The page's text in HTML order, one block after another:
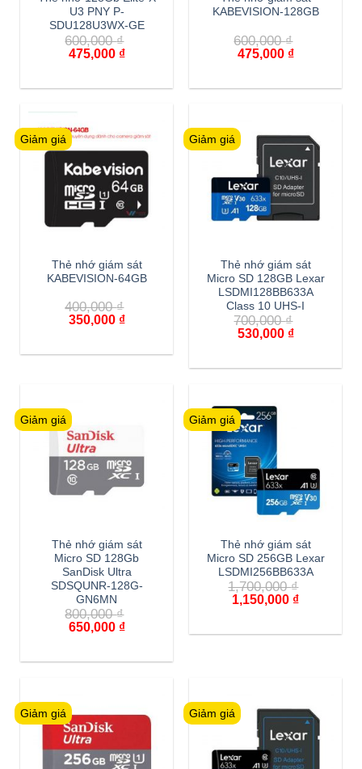
U3 PNY P-
SDU128U3WX-GE
600,000₫
475,000 ₫
KABEVISION-128GB
600,000₫
475,000 ₫
Giảm giá
Thẻ nhớ giám sát
KABEVISION-64GB
400,000₫
350,000 ₫
Giảm giá
Thẻ nhớ giám sát
Micro SD 128GB Lexar
LSDMI128BB633A
Class 10 UHS-I
700,000₫
530,000 ₫
Giảm giá
Thẻ nhớ giám sát
Micro SD 128Gb
SanDisk Ultra
SDSQUNR-128G-
GN6MN
800,000₫
650,000 ₫
Giảm giá
Thẻ nhớ giám sát
Micro SD 256GB Lexar
LSDMI256BB633A
1,700,000₫
1,150,000 ₫
Giảm giá Giảm giá